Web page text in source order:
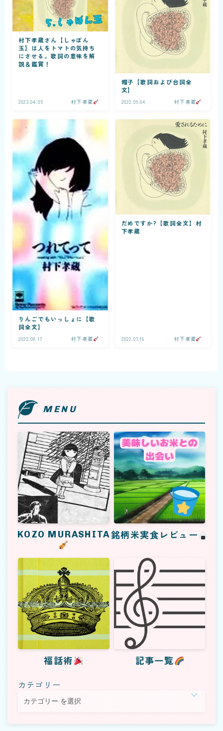
村下孝蔵さん【しゃぼん
玉】は人をトマトの気持ち
にさせる。歌詞の意味を解
説＆鑑賞！
2023.04.05 村下孝蔵
帽子【歌詞および台詞全
文】
2022.09.04 村下孝蔵
りんごでもいっしょに【歌
詞全文】
2022.08.17 村下孝蔵
だめですか?【歌詞全文】村
下孝蔵
2022.07.16 村下孝蔵
MENU
KOZO MURASHITA銘柄米実食レビュー
福話術 記事一覧
カテゴリー